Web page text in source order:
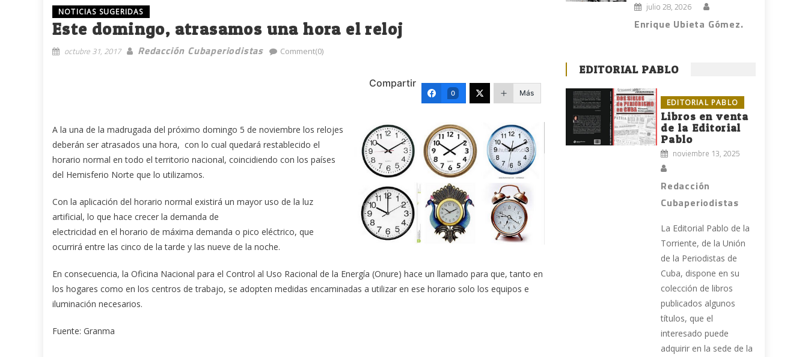
NOTICIAS SUGERIDAS
Este domingo, atrasamos una hora el reloj
octubre 31, 2017 Redacción Cubaperiodistas Comment(0)
Compartir
0 Más
A la una de la madrugada del próximo domingo 5 de noviembre los relojes
deberán ser atrasados una hora, con lo cual quedará restablecido el
horario normal en todo el territorio nacional, coincidiendo con los países
del Hemisferio Norte que lo utilizamos.
Con la aplicación del horario normal existirá un mayor uso de la luz
artificial, lo que hace crecer la demanda de
electricidad en el horario de máxima demanda o pico eléctrico, que
ocurrirá entre las cinco de la tarde y las nueve de la noche.
En consecuencia, la Oficina Nacional para el Control al Uso Racional de la Energía (Onure) hace un llamado para que, tanto en
los hogares como en los centros de trabajo, se adopten medidas encaminadas a utilizar en ese horario solo los equipos e
iluminación necesarios.
Fuente: Granma
julio 28, 2026
Enrique Ubieta Gómez.
EDITORIAL PABLO
EDITORIAL PABLO
Libros en venta
de la Editorial
Pablo
noviembre 13, 2025
Redacción
Cubaperiodistas
La Editorial Pablo de la
Torriente, de la Unión
de la Periodistas de
Cuba, dispone en su
colección de libros
publicados algunos
títulos, que el
interesado puede
adquirir en la sede de la